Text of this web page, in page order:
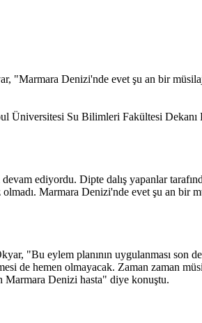
"Marmara Denizi'nde evet şu an bir
Üniversitesi Su Bilimleri Fakültesi
ediyordu. Dipte dalış yapanlar
Marmara Denizi'nde evet şu an bir
"Bu eylem planının uygulanması son
de hemen olmayacak. Zaman zaman
Marmara Denizi hasta" diye konuştu.